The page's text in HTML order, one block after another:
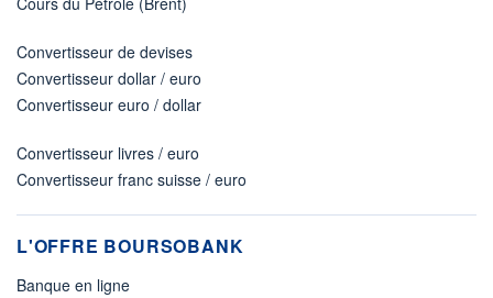
Convertisseur de devises
Convertisseur dollar / euro
Convertisseur euro / dollar
Convertisseur livres / euro
Convertisseur franc suisse / euro
L'OFFRE BOURSOBANK
Banque en ligne